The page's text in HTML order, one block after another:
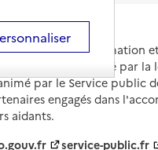
national d'information
de leurs proches, créé par
par le Service public
engagés dans
aidants.
service-public.fr